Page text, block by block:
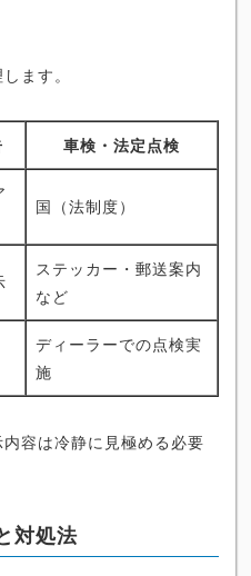
ます。
車検・法定点検
国（法制度）
ステッカー・郵送案内
など
ディーラーでの点検実
施
容は冷静に見極める必要
対処法